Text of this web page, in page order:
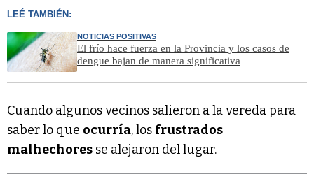
LEÉ TAMBIÉN:
NOTICIAS POSITIVAS
El frío hace fuerza en la Provincia y los casos de
dengue bajan de manera significativa
Cuando algunos vecinos salieron a la vereda para
saber lo que ocurría, los frustrados
malhechores se alejaron del lugar.